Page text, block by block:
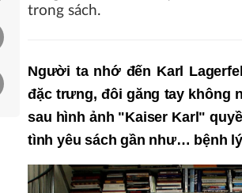
trong sách.
Người ta nhớ đến Karl
đặc trưng, đôi găng tay không
sau hình ảnh "Kaiser Karl"
tình yêu sách gần như… bệnh